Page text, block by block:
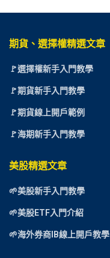
期貨、選擇權精選文章
🚩選擇權新手入門教學
🚩期貨新手入門教學
🚩期貨線上開戶範例
🚩海期新手入門教學
美股精選文章
🌱美股新手入門教學
🌱美股ETF入門介紹
🌱海外券商IB線上開戶教學